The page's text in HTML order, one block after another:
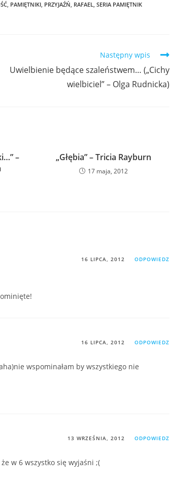
, PAMIĘTNIKI, PRZYJAŹŃ, RAFAEL, SERIA PAMIĘTNIK
Następny wpis
Uwielbienie będące szaleństwem… („Cichy
wielbiciel” – Olga Rudnicka)
–
„Głębia” – Tricia Rayburn
17 maja, 2012
16 LIPCA, 2012 ODPOWIEDZ
16 LIPCA, 2012 ODPOWIEDZ
wspominałam by wszystkiego nie
13 WRZEŚNIA, 2012 ODPOWIEDZ
w 6 wszystko się wyjaśni ;(